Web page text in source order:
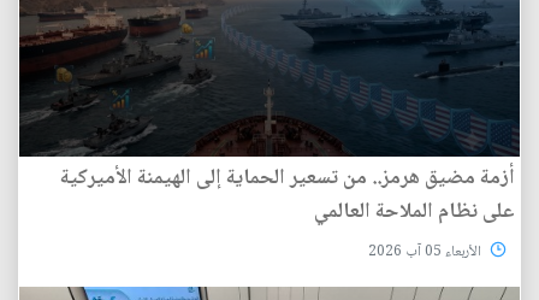
أزمة مضيق هرمز.. من تسعير الحماية إلى الهيمنة الأميركية
على نظام الملاحة العالمي
الأربعاء 05 آب 2026